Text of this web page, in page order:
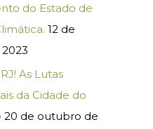
do Estado de
12 de
As Lutas
da Cidade do
20 de outubro de